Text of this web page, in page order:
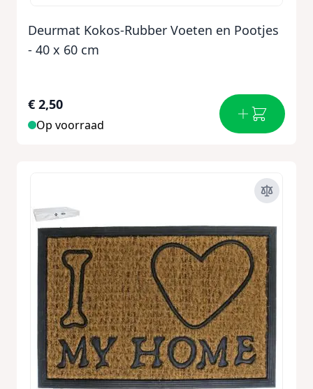
Deurmat Kokos-Rubber Voeten en Pootjes
- 40 x 60 cm
€ 2,50
Op voorraad